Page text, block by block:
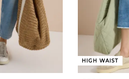
HIGH WAIST